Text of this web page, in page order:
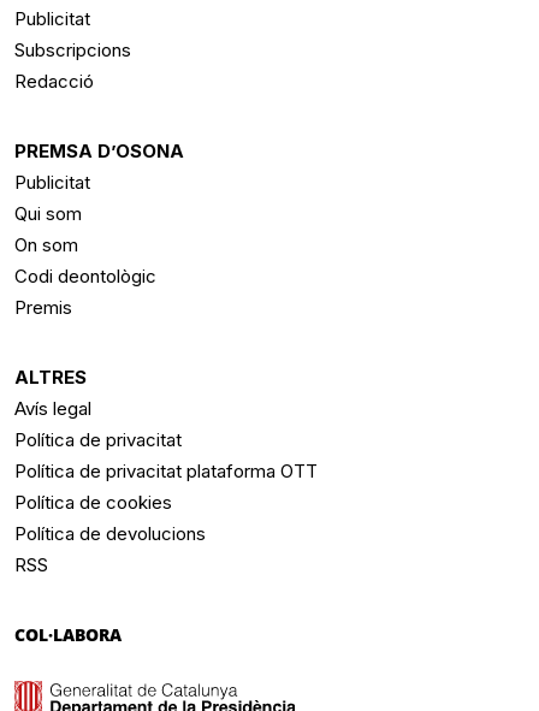
Publicitat
Subscripcions
Redacció
PREMSA D’OSONA
Publicitat
Qui som
On som
Codi deontològic
Premis
ALTRES
Avís legal
Política de privacitat
Política de privacitat plataforma OTT
Política de cookies
Política de devolucions
RSS
COL·LABORA